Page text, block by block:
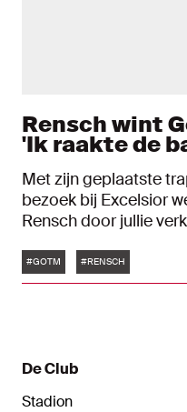
Rensch wint
'Ik raakte de
Met zijn geplaatste
bezoek bij Excelsior
Rensch door jullie
verwacht. "Het is mijn
officieel duel." Onze
Tags
#GOTM #RENSCH
De Club
Stadion